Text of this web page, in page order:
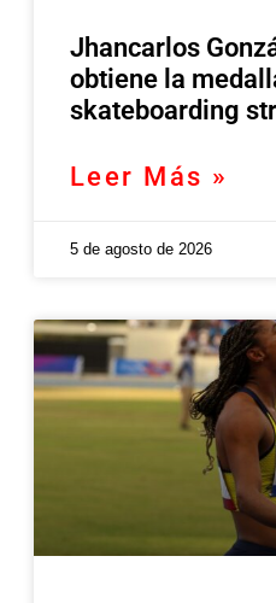
Jhancarlos
obtiene la
skateboarding
Leer Más »
5 de agosto de 2026